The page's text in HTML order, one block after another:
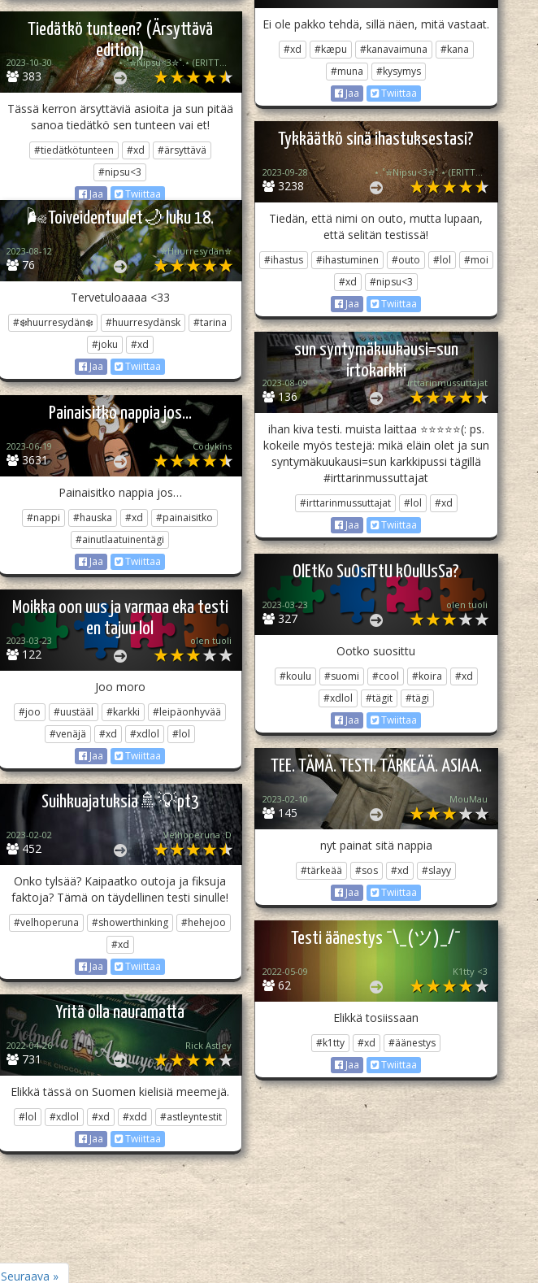
Ei ole pakko tehdä, sillä näen, mitä vastaat.
#xd #kæpu #kanavaimuna
#kana
#muna
#kysymys
Jaa
Twiittaa
Tiedätkö tunteen? (Ärsyttävä
edition)
383
2023-10-30 ⋆.˚✮Nipsu<3✮˚.⋆ (ERITTÄIN epä akt)
Tässä kerron ärsyttäviä asioita ja sun pitää
sanoa tiedätkö sen tunteen vai et!
#tiedätkötunteen #xd
#ärsyttävä
#nipsu<3
Jaa
Twiittaa
Tykkäätkö sinä ihastuksestasi?
3238
2023-09-28 ⋆.˚✮Nipsu<3✮˚.⋆ (ERITTÄIN epä akt)
Tiedän, että nimi on outo, mutta lupaan,
että selitän testissä!
#ihastus #ihastuminen #outo #lol
#moi
#xd
#nipsu<3
Jaa
Twiittaa
🌬Toiveidentuulet🌙 luku 18.
76
2023-08-12 ✮Huurresydän✮
Tervetuloaaaa <33
#❄️huurresydän❄️ #huurresydänsk
#tarina
#joku
#xd
Jaa
Twiittaa
sun syntymäkuukausi=sun
irtokarkki
136
2023-08-09 irttarinmussuttajat
ihan kiva testi. muista laittaa ⭐⭐⭐⭐⭐(: ps.
kokeile myös testejä: mikä eläin olet ja sun
syntymäkuukausi=sun karkkipussi tägillä
#irttarinmussuttajat
#irttarinmussuttajat #lol
#xd
Jaa
Twiittaa
Painaisitko nappia jos…
3631
2023-06-19 Codykins
Painaisitko nappia jos…
#nappi #hauska #xd
#painaisitko
#ainutlaatuinentägi
Jaa
Twiittaa
OlEtKo SuOsiTtU kOulUsSa?
327
2023-03-23 olen tuoli
Ootko suosittu
#koulu #suomi #cool #koira
#xd
#xdlol
#tägit
#tägi
Jaa
Twiittaa
Moikka oon uus ja varmaa eka testi
en tajuu lol
122
2023-03-23 olen tuoli
Joo moro
#joo #uustääl #karkki
#leipäonhyvää
#venäjä
#xd #xdlol
#lol
Jaa
Twiittaa
TEE. TÄMÄ. TESTI. TÄRKEÄÄ. ASIAA.
145
2023-02-10 MouMau
nyt painat sitä nappia
#tärkeää #sos #xd
#slayy
Jaa
Twiittaa
Suihkuajatuksia🚿💡pt3
452
2023-02-02 Velhoperuna :D
Onko tylsää? Kaipaatko outoja ja fiksuja
faktoja? Tämä on täydellinen testi sinulle!
#velhoperuna #showerthinking
#hehejoo
#xd
Jaa
Twiittaa
Testi äänestys ¯\_(ツ)_/¯
62
2022-05-09 K1tty <3
Elikkä tosiissaan
#k1tty #xd
#äänestys
Jaa
Twiittaa
Yritä olla nauramatta
731
2022-04-26 Rick Astley
Elikkä tässä on Suomen kielisiä meemejä.
#lol #xdlol #xd #xdd
#astleyntestit
Jaa
Twiittaa
Seuraava »